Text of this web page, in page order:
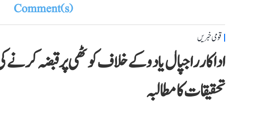
Comment(s)
قومی خبریں
اداکار راجپال یادو کے خلاف کوٹھی پر قبضہ
تحقیقات کا مطالبہ